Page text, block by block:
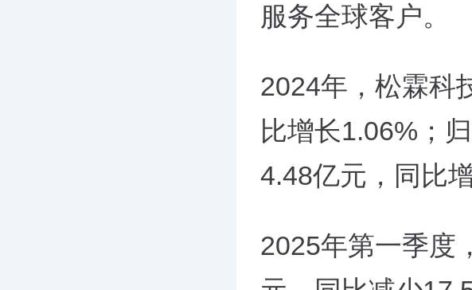
服务全球客户。
2024年，松霖科
比增长1.06%；
4.48亿元，同比
2025年第一季度